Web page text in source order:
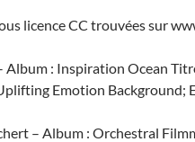
licence CC trouvées sur
: Inspiration Ocean
Emotion Background;
– Album : Orchestral